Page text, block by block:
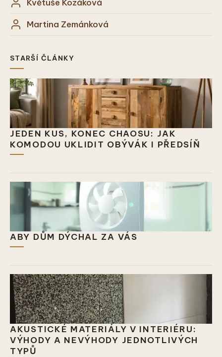
Květuše Kozáková
Martina Zemánková
STARŠÍ ČLÁNKY
JEDEN KUS, KONEC CHAOSU: JAK
KOMODOU UKLIDIT OBÝVÁK I PŘEDSÍŇ
ABY DŮM DÝCHAL ZA VÁS
AKUSTICKÉ MATERIÁLY V INTERIÉRU:
VÝHODY A NEVÝHODY JEDNOTLIVÝCH
TYPŮ